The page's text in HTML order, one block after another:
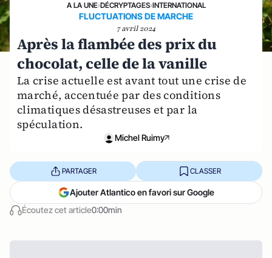
A LA UNE›DÉCRYPTAGES›INTERNATIONAL
FLUCTUATIONS DE MARCHE
7 avril 2024
Après la flambée des prix du
chocolat, celle de la vanille
La crise actuelle est avant tout une crise de
marché, accentuée par des conditions
climatiques désastreuses et par la
spéculation.
Michel Ruimy
Écoutez cet article0:00min
PARTAGER CLASSER
Ajouter Atlantico en favori sur Google